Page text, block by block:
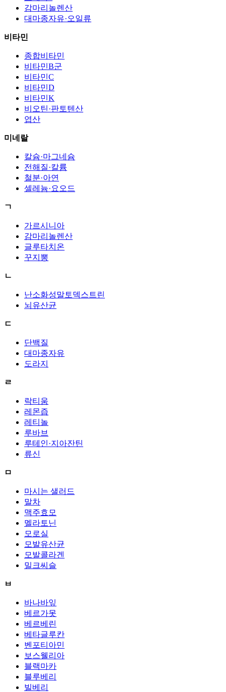
감마리놀렌산
대마종자유·오일류
비타민
종합비타민
비타민B군
비타민C
비타민D
비타민K
비오틴·판토텐산
엽산
미네랄
칼슘·마그네슘
전해질·칼륨
철분·아연
셀레늄·요오드
ㄱ
가르시니아
감마리놀렌산
글루타치온
꾸지뽕
ㄴ
난소화성말토덱스트린
뇌유산균
ㄷ
단백질
대마종자유
도라지
ㄹ
락티움
레몬즙
레티놀
루바브
루테인·지아잔틴
류신
ㅁ
마시는 샐러드
말차
맥주효모
멜라토닌
모로실
모발유산균
모발콜라겐
밀크씨슬
ㅂ
바나바잎
베르가못
베르베린
베타글루칸
벤포티아민
보스웰리아
블랙마카
블루베리
빌베리